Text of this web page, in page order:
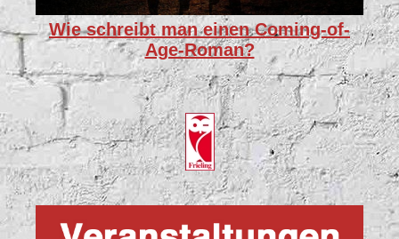
Wie schreibt man einen Coming-of-
Age-Roman?